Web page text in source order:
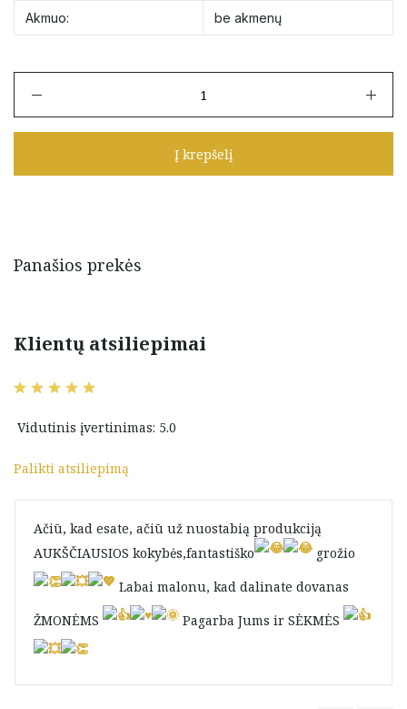
Akmuo: be akmenų
Auksinė
Į krepšelį
Panašios prekės
Klientų atsiliepimai
Vidutinis įvertinimas: 5.0
Palikti atsiliepimą
Ačiū, kad esate, ačiū už nuostabią produkciją
AUKŠČIAUSIOS kokybės,fantastiško
grožio
Labai malonu, kad dalinate dovanas
ŽMONĖMS
Pagarba Jums ir SĖKMĖS